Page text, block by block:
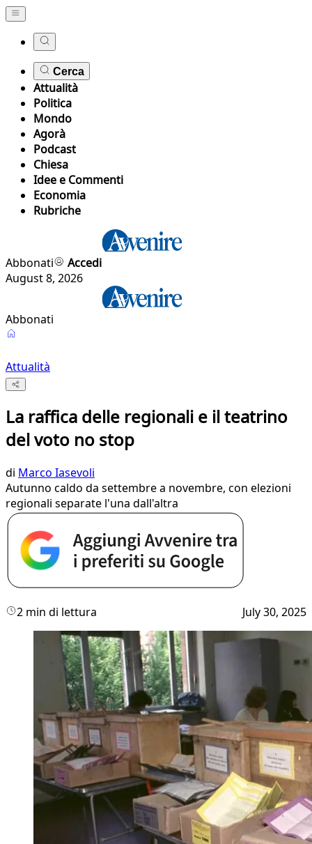
Cerca
Attualità
Politica
Mondo
Agorà
Podcast
Chiesa
Idee e Commenti
Economia
Rubriche
Abbonati
Accedi
August 8, 2026
Abbonati
Attualità
La raffica delle regionali e il teatrino
del voto no stop
di Marco Iasevoli
Autunno caldo da settembre a novembre, con elezioni
regionali separate l'una dall'altra
2 min di lettura July 30, 2025